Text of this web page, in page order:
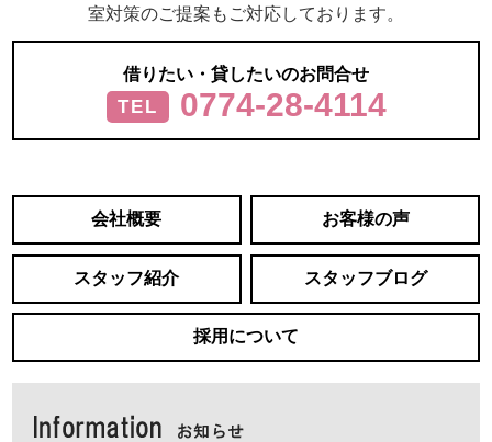
室対策のご提案もご対応しております。
借りたい・貸したいのお問合せ
TEL 0774-28-4114
会社概要 お客様の声
スタッフ紹介 スタッフブログ
採用について